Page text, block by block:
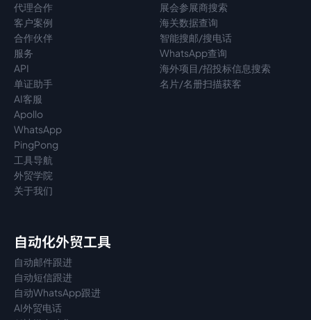
代理合作
客户案例
合作伙伴
服务
API
单证助手
AI客服
Apollo
WhatsApp
PingPong
工具导航
外贸学院
关于我们
展会参展商搜索
海关数据查询
智能搜邮/搜电话
WhatsApp查询
海外项目/招投标信息搜索
名片/名册扫描获客
自动化外贸工具
自动邮件跟进
自动短信跟进
自动WhatsApp跟进
AI外贸电话